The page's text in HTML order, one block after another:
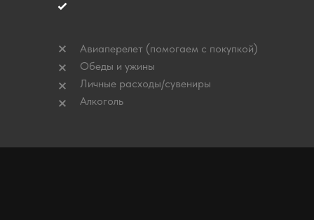
Авиаперелет (помогаем c покупкой)
Обеды и ужины
Личные расходы/сувениры
Алкоголь